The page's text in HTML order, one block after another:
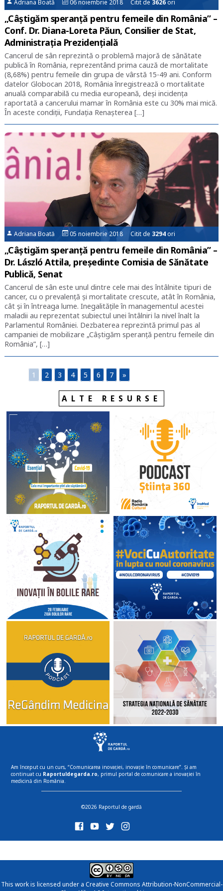
Adriana Boată 06 noiembrie 2018 Citit de 3626ori
„Câștigăm speranță pentru femeile din România” –
Conf. Dr. Diana-Loreta Păun, Consilier de Stat,
Administrația Prezidențială
Cancerul de sân reprezintă o problemă majoră de sănătate
publică în România, reprezentând prima cauză de mortalitate
(8,68%) pentru femeile din grupa de vârstă 15-49 ani. Conform
datelor Globocan 2018, România înregistrează o mortalitate
anuală comparabilă cu media europeană, deși incidența
raportată a cancerului mamar în România este cu 30% mai mică.
În aceste condiții, Fundația Renașterea […]
Adriana Boată 05 noiembrie 2018 Citit de 3294ori
„Câștigăm speranță pentru femeile din România” –
Dr. László Attila, președinte Comisia de Sănătate
Publică, Senat
Cancerul de sân este unul dintre cele mai des întâlnite tipuri de
cancer, cu o prevalență și mortalitate crescute, atât în România,
cât și în întreaga lume. Inegalitățile în managementul acestei
maladii au reprezentat subiectul unei întâlniri la nivel înalt la
Parlamentul României. Dezbaterea reprezintă primul pas al
campaniei de mobilizare „Câștigăm speranță pentru femeile din
România”, […]
1 2 3 4 5 6 7 »
ALTE RESURSE
Am început cu un curs, “Comunicarea inovației, inovație în comunicare”. Și am
continuat cu Raportuldegarda.ro, primul portal de comunicare a inovației în
medicină din România.
©2026 Raportul de gardă
This work is licensed under a Creative Commons Attribution-NonCommercial-